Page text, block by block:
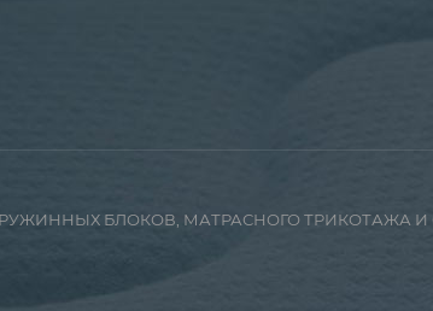
БЛОКОВ, МАТРАСНОГО ТРИКОТАЖА И